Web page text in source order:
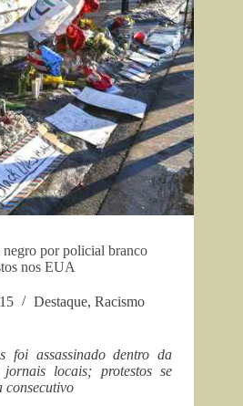
por policial branco
nos EUA
Destaque, Racismo
foi assassinado dentro da
locais; protestos se
consecutivo